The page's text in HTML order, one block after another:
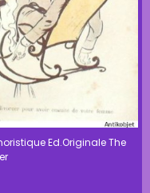
Ed.Originale The